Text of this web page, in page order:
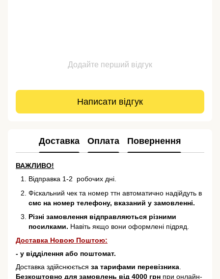
Додайте перший відгук
Написати відгук
Доставка Оплата Повернення
ВАЖЛИВО!
Відправка 1-2 робочих дні.
Фіскальний чек та номер ттн автоматично надійдуть в
смс на номер телефону, вказаний у замовленні.
Різні замовлення відправляються різними
посилками. Навіть якщо вони оформлені підряд.
Доставка Новою Поштою:
- у відділення або поштомат.
Доставка здійснюється за тарифами перевізника.
Безкоштовно для замовлень від 4000 грн при онлайн-